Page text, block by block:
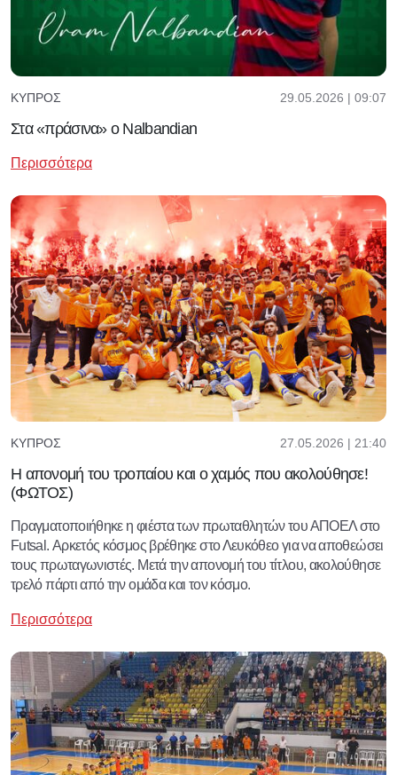
ΚΎΠΡΟΣ 29.05.2026 | 09:07
Στα «πράσινα» ο Nalbandian
Περισσότερα
ΚΎΠΡΟΣ 27.05.2026 | 21:40
Η απονομή του τροπαίου και ο χαμός που ακολούθησε!
(ΦΩΤΟΣ)
Πραγματοποιήθηκε η φιέστα των πρωταθλητών του ΑΠΟΕΛ στο
Futsal. Αρκετός κόσμος βρέθηκε στο Λευκόθεο για να αποθεώσει
τους πρωταγωνιστές. Μετά την απονομή του τίτλου, ακολούθησε
τρελό πάρτι από την ομάδα και τον κόσμο.
Περισσότερα